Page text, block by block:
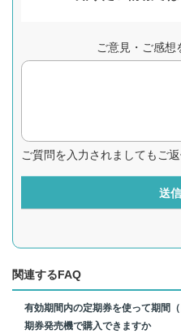
ご意見・ご感想
ご質問を入力されましてもご
送
関連するFAQ
有効期間内の定期券を使って期間
期券発売機で購入できますか